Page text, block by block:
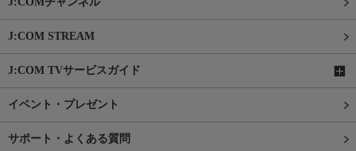
J:COM STREAM
J:COM TVサービスガイド
イベント・プレゼント
サポート・よくある質問